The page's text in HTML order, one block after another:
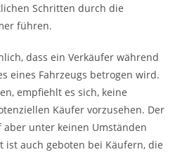
Schritten durch die
führen.
dass ein Verkäufer während
eines Fahrzeugs betrogen wird.
empfiehlt es sich, keine
Käufer vorzusehen. Der
unter keinen Umständen
ist auch geboten bei Käufern, die